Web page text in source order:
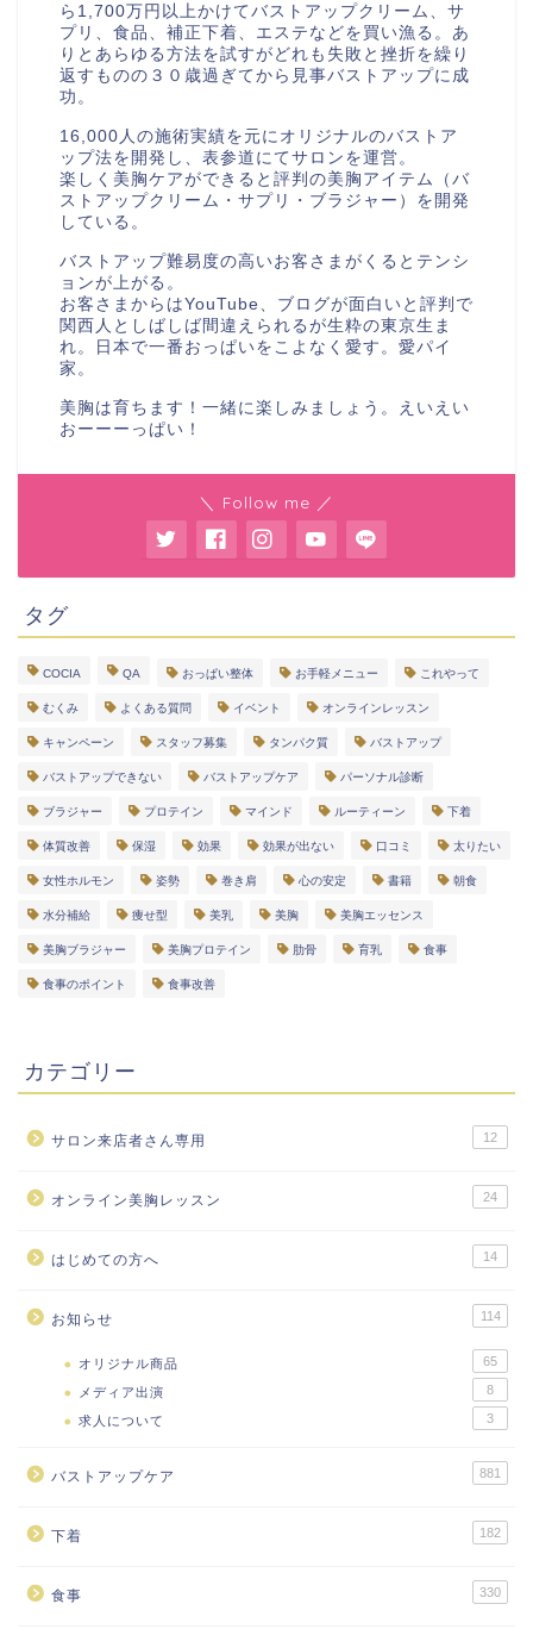
ら1,700万円以上かけてバストアップクリーム、サ
プリ、食品、補正下着、エステなどを買い漁る。あ
りとあらゆる方法を試すがどれも失敗と挫折を繰り
返すものの３０歳過ぎてから見事バストアップに成
功。
16,000人の施術実績を元にオリジナルのバストア
ップ法を開発し、表参道にてサロンを運営。
楽しく美胸ケアができると評判の美胸アイテム（バ
ストアップクリーム・サプリ・ブラジャー）を開発
している。
バストアップ難易度の高いお客さまがくるとテンシ
ョンが上がる。
お客さまからはYouTube、ブログが面白いと評判で
関西人としばしば間違えられるが生粋の東京生ま
れ。日本で一番おっぱいをこよなく愛す。愛パイ
家。
美胸は育ちます！一緒に楽しみましょう。えいえい
おーーーっぱい！
＼ Follow me ／
タグ
COCIA QA おっぱい整体 お手軽メニュー これやって
むくみ よくある質問 イベント オンラインレッスン
キャンペーン スタッフ募集 タンパク質 バストアップ
バストアップできない バストアップケア パーソナル診断
ブラジャー プロテイン マインド ルーティーン 下着
体質改善 保湿 効果 効果が出ない 口コミ 太りたい
女性ホルモン 姿勢 巻き肩 心の安定 書籍 朝食
水分補給 痩せ型 美乳 美胸 美胸エッセンス
美胸ブラジャー 美胸プロテイン 肋骨 育乳 食事
食事のポイント 食事改善
カテゴリー
サロン来店者さん専用 12
オンライン美胸レッスン 24
はじめての方へ 14
お知らせ 114
オリジナル商品 65
メディア出演 8
求人について 3
バストアップケア 881
下着 182
食事 330